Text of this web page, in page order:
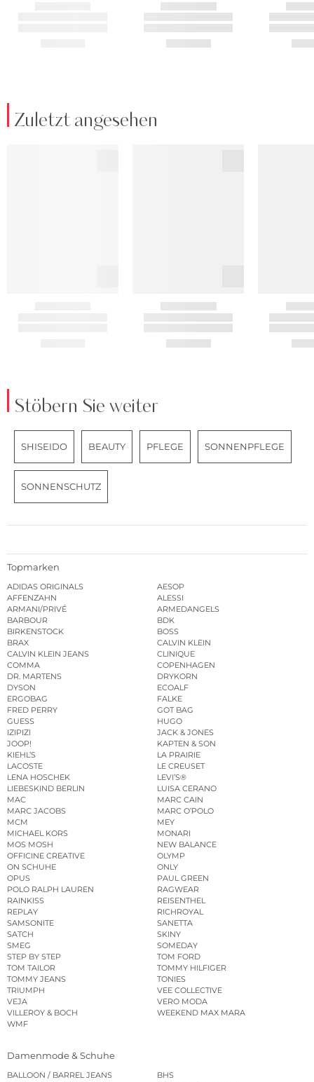
Zuletzt angesehen
Stöbern Sie weiter
SHISEIDO BEAUTY PFLEGE SONNENPFLEGE
SONNENSCHUTZ
Topmarken
ADIDAS ORIGINALS
AESOP
AFFENZAHN
ALESSI
ARMANI/PRIVÉ
ARMEDANGELS
BARBOUR
BDK
BIRKENSTOCK
BOSS
BRAX
CALVIN KLEIN
CALVIN KLEIN JEANS
CLINIQUE
COMMA
COPENHAGEN
DR. MARTENS
DRYKORN
DYSON
ECOALF
ERGOBAG
FALKE
FRED PERRY
GOT BAG
GUESS
HUGO
IZIPIZI
JACK & JONES
JOOP!
KAPTEN & SON
KIEHL’S
LA PRAIRIE
LACOSTE
LE CREUSET
LENA HOSCHEK
LEVI’S®
LIEBESKIND BERLIN
LUISA CERANO
MAC
MARC CAIN
MARC JACOBS
MARC O’POLO
MCM
MEY
MICHAEL KORS
MONARI
MOS MOSH
NEW BALANCE
OFFICINE CREATIVE
OLYMP
ON SCHUHE
ONLY
OPUS
PAUL GREEN
POLO RALPH LAUREN
RAGWEAR
RAINKISS
REISENTHEL
REPLAY
RICHROYAL
SAMSONITE
SANETTA
SATCH
SKINY
SMEG
SOMEDAY
STEP BY STEP
TOM FORD
TOM TAILOR
TOMMY HILFIGER
TOMMY JEANS
TONIES
TRIUMPH
VEE COLLECTIVE
VEJA
VERO MODA
VILLEROY & BOCH
WEEKEND MAX MARA
WMF
Damenmode & Schuhe
BALLOON / BARREL JEANS
BHS